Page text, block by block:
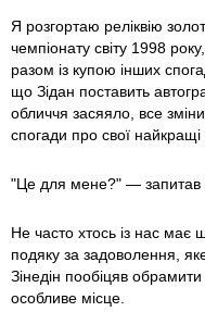
Я розгортаю реліквію
чемпіонату світу 1998
разом із купою інших
що Зідан поставить
обличчя засяяло, все
спогади про свої
"Це для мене?" — запитав
Не часто хтось із нас має
подяку за задоволення,
Зінедін пообіцяв
особливе місце.